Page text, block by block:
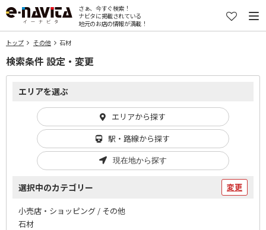
さぁ、今すぐ検索！
ナビタに掲載されている
地元のお店の情報が満載！
トップ その他 石材
検索条件 設定・変更
エリアを選ぶ
エリアから探す
駅・路線から探す
現在地から探す
選択中のカテゴリー 変更
小売店・ショッピング / その他
石材